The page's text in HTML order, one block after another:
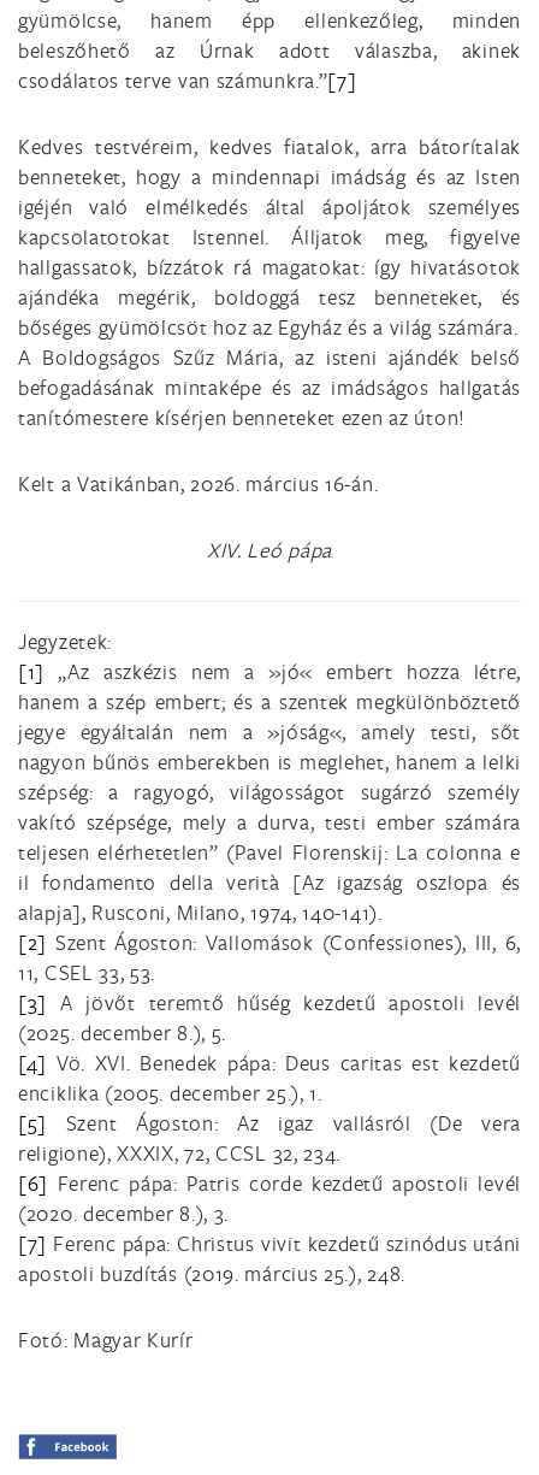
gyümölcse, hanem épp ellenkezőleg, minden
beleszőhető az Úrnak adott válaszba, akinek
csodálatos terve van számunkra.”[7]
Kedves testvéreim, kedves fiatalok, arra bátorítalak
benneteket, hogy a mindennapi imádság és az Isten
igéjén való elmélkedés által ápoljátok személyes
kapcsolatotokat Istennel. Álljatok meg, figyelve
hallgassatok, bízzátok rá magatokat: így hivatásotok
ajándéka megérik, boldoggá tesz benneteket, és
bőséges gyümölcsöt hoz az Egyház és a világ számára.
A Boldogságos Szűz Mária, az isteni ajándék belső
befogadásának mintaképe és az imádságos hallgatás
tanítómestere kísérjen benneteket ezen az úton!
Kelt a Vatikánban, 2026. március 16-án.
XIV. Leó pápa
Jegyzetek:
[1] „Az aszkézis nem a »jó« embert hozza létre,
hanem a szép embert; és a szentek megkülönböztető
jegye egyáltalán nem a »jóság«, amely testi, sőt
nagyon bűnös emberekben is meglehet, hanem a lelki
szépség: a ragyogó, világosságot sugárzó személy
vakító szépsége, mely a durva, testi ember számára
teljesen elérhetetlen” (Pavel Florenskij: La colonna e
il fondamento della verità [Az igazság oszlopa és
alapja], Rusconi, Milano, 1974, 140-141).
[2] Szent Ágoston: Vallomások (Confessiones), III, 6,
11, CSEL 33, 53.
[3] A jövőt teremtő hűség kezdetű apostoli levél
(2025. december 8.), 5.
[4] Vö. XVI. Benedek pápa: Deus caritas est kezdetű
enciklika (2005. december 25.), 1.
[5] Szent Ágoston: Az igaz vallásról (De vera
religione), XXXIX, 72, CCSL 32, 234.
[6] Ferenc pápa: Patris corde kezdetű apostoli levél
(2020. december 8.), 3.
[7] Ferenc pápa: Christus vivit kezdetű szinódus utáni
apostoli buzdítás (2019. március 25.), 248.
Fotó: Magyar Kurír